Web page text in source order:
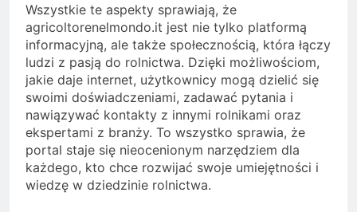
Wszystkie te aspekty sprawiają, że
agricoltorenelmondo.it jest nie tylko platformą
informacyjną, ale także społecznością, która łączy
ludzi z pasją do rolnictwa. Dzięki możliwościom,
jakie daje internet, użytkownicy mogą dzielić się
swoimi doświadczeniami, zadawać pytania i
nawiązywać kontakty z innymi rolnikami oraz
ekspertami z branży. To wszystko sprawia, że
portal staje się nieocenionym narzędziem dla
każdego, kto chce rozwijać swoje umiejętności i
wiedzę w dziedzinie rolnictwa.